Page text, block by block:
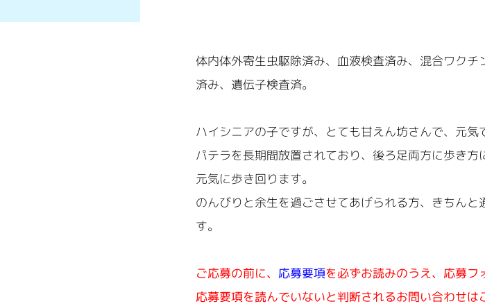
体内体外寄生虫駆除済み、血液検査済み、混合ワク
済み、遺伝子検査済。
ハイシニアの子ですが、とても甘えん坊さんで、元気
パテラを長期間放置されており、後ろ足両方に歩き
元気に歩き回ります。
のんびりと余生を過ごさせてあげられる方、きちん
す。
ご応募の前に、 応募要項を必ずお読みのうえ、応募フ
応募要項を読んでいないと判断されるお問い合わせ